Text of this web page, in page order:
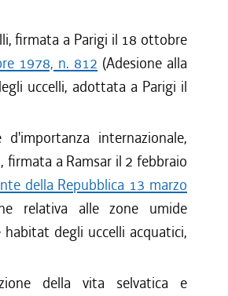
firmata a Parigi il 18 ottobre
1978, n. 812 (Adesione alla
uccelli, adottata a Parigi il
internazionale,
a Ramsar il 2 febbraio
della Repubblica 13 marzo
relativa alle zone umide
degli uccelli acquatici,
della vita selvatica e